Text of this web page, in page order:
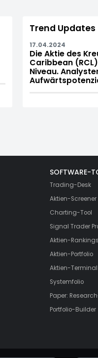
Trend Updates
17.04.2024
Die Aktie des
Caribbean
Niveau.
SOFTWARE-
Trading-Desk
Aktien-Screener
Charting-Tool
Signal Trader
Aktien-Rankings
Aktien-Portfolio
Aktien-Terminal
Systemfolio
Paper:
Portfolio-Builder